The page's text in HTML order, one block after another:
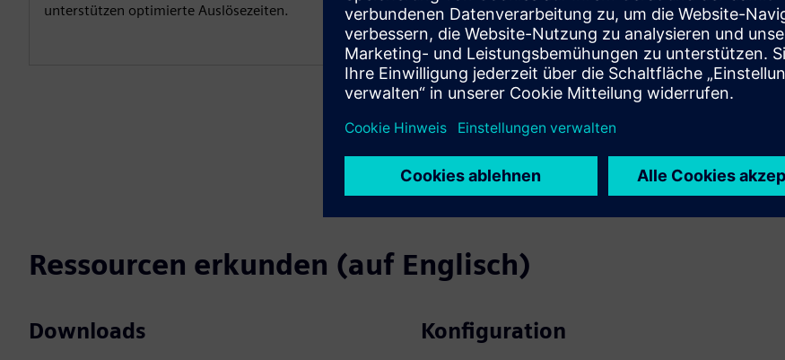
unterstützen optimierte Auslösezeiten.
isolierten Stromversorgungssystemen, verwenden
Sie die automatische Blockierung statischer
Messfunktionen, um zeitweilige Erdschlüsse zu
erkennen, oder verwenden Sie die
Impulserkennungsmethode für die
Erdschlusserkennung.
Ressourcen erkunden (auf Englisch)
Downloads Konfiguration